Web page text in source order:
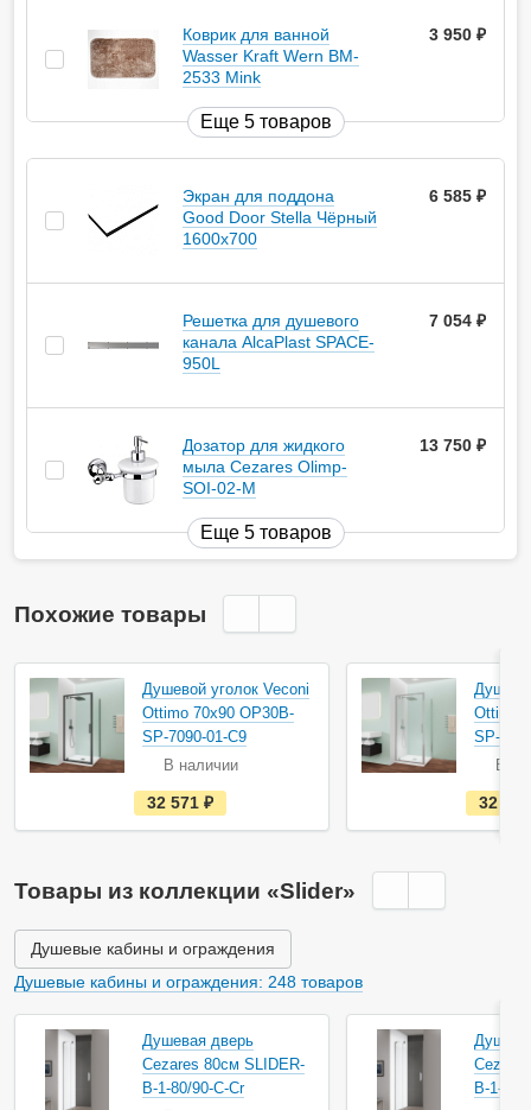
Коврик для ванной
Wasser Kraft Wern BM-
2533 Mink
3 950
Еще 5 товаров
Экран для поддона
Good Door Stella Чёрный
1600x700
6 585
Решетка для душевого
канала AlcaPlast SPACE-
950L
7 054
Дозатор для жидкого
мыла Cezares Olimp-
SOI-02-M
13 750
Еще 5 товаров
Похожие товары
Душевой уголок Veconi
Ottimo 70х90 OP30B-
SP-7090-01-C9
В наличии
е
с
т
а
и
ч
и
и
32 571
Ottimo
SP-
В
32
Товары из коллекции «Slider»
Душевые кабины и ограждения
Душевые кабины и ограждения: 248 товаров
Душевая дверь
Cezares 80см SLIDER-
B-1-80/90-C-Cr
B-1-90/